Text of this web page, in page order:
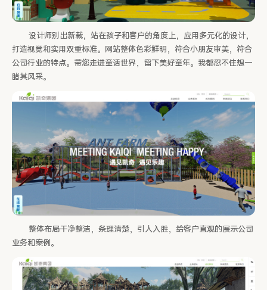
设计师别出新裁，站在孩子和客户的角度上，应用多元化的设计，
打造视觉和实用双重标准。网站整体色彩鲜明，符合小朋友审美，符合
公司行业的特点。带您走进童话世界，留下美好童年。我都忍不住想一
睹其风采。
整体布局干净整洁，条理清楚，引人入胜，给客户直观的展示公司
业务和案例。